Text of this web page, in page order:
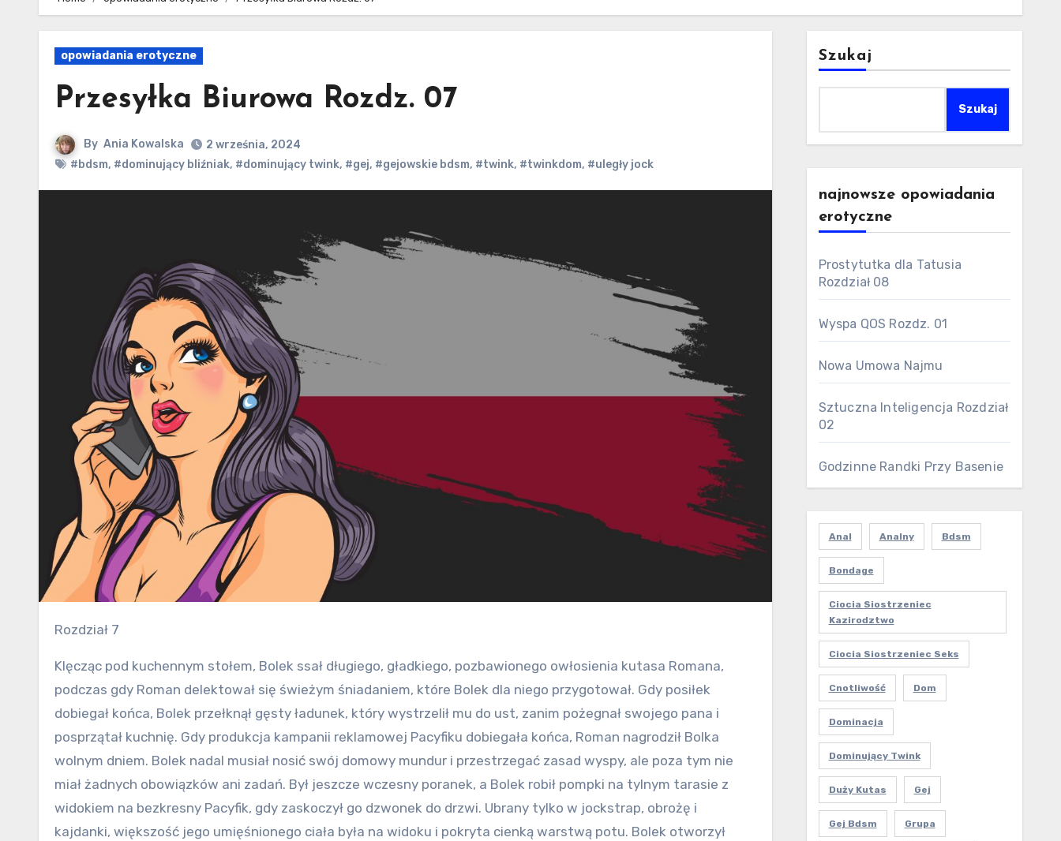
opowiadania erotyczne
Przesyłka Biurowa Rozdz. 07
By Ania Kowalska
2 września, 2024
#bdsm, #dominujący bliźniak, #dominujący twink, #gej, #gejowskie bdsm, #twink, #twinkdom, #uległy jock
Rozdział 7
Klęcząc pod kuchennym stołem, Bolek ssał długiego, gładkiego, pozbawionego owłosienia kutasa Romana,
podczas gdy Roman delektował się świeżym śniadaniem, które Bolek dla niego przygotował. Gdy posiłek
dobiegał końca, Bolek przełknął gęsty ładunek, który wystrzelił mu do ust, zanim pożegnał swojego pana i
posprzątał kuchnię. Gdy produkcja kampanii reklamowej Pacyfiku dobiegała końca, Roman nagrodził Bolka
wolnym dniem. Bolek nadal musiał nosić swój domowy mundur i przestrzegać zasad wyspy, ale poza tym nie
miał żadnych obowiązków ani zadań. Był jeszcze wczesny poranek, a Bolek robił pompki na tylnym tarasie z
widokiem na bezkresny Pacyfik, gdy zaskoczył go dzwonek do drzwi. Ubrany tylko w jockstrap, obrożę i
kajdanki, większość jego umięśnionego ciała była na widoku i pokryta cienką warstwą potu. Bolek otworzył
Szukaj
Szukaj
najnowsze opowiadania
erotyczne
Prostytutka dla Tatusia
Rozdział 08
Wyspa QOS Rozdz. 01
Nowa Umowa Najmu
Sztuczna Inteligencja Rozdział
02
Godzinne Randki Przy Basenie
Anal Analny Bdsm
Bondage
Ciocia Siostrzeniec
Kazirodztwo
Ciocia Siostrzeniec Seks
Cnotliwość Dom
Dominacja
Dominujący Twink
Duży Kutas Gej
Gej Bdsm Grupa